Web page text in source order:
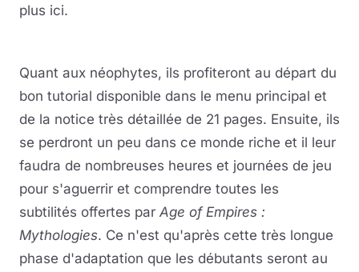
plus ici.
Quant aux néophytes, ils profiteront au départ du
bon tutorial disponible dans le menu principal et
de la notice très détaillée de 21 pages. Ensuite, ils
se perdront un peu dans ce monde riche et il leur
faudra de nombreuses heures et journées de jeu
pour s'aguerrir et comprendre toutes les
subtilités offertes par Age of Empires :
Mythologies. Ce n'est qu'après cette très longue
phase d'adaptation que les débutants seront au